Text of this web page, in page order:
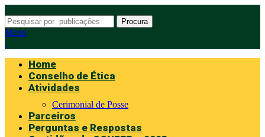
Procura
Menu
Home
Conselho de Ética
Atividades
Cerimonial de Posse
Parceiros
Perguntas e Respostas